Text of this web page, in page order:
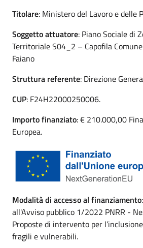
Titolare: Ministero del Lavoro e delle
Soggetto attuatore: Piano Sociale di
Territoriale S04_2 – Capofila
Faiano
Struttura referente: Direzione
CUP: F24H22000250006.
Importo finanziato: € 210.000,00
Europea.
Modalità di accesso al finanziamento
all'Avviso pubblico 1/2022 PNRR -
Proposte di intervento per
fragili e vulnerabili.